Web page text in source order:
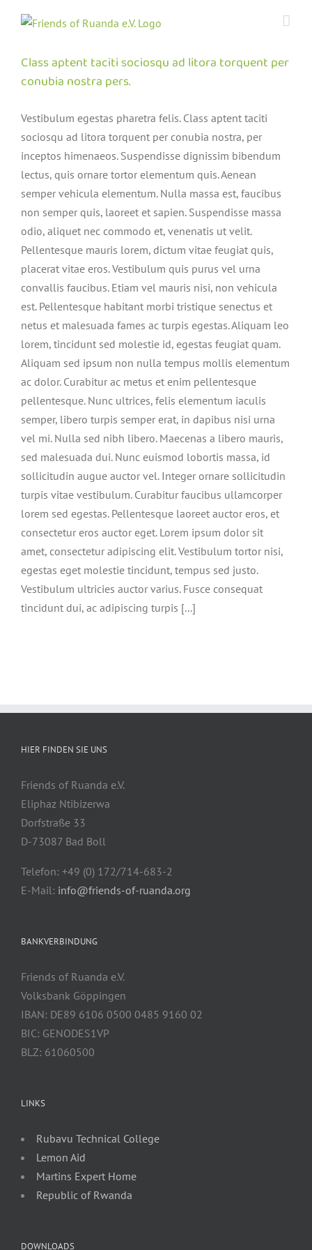
Inhalt
Class aptent taciti sociosqu ad litora torquent per
conubia nostra pers.
Vestibulum egestas pharetra felis. Class aptent taciti
sociosqu ad litora torquent per conubia nostra, per
inceptos himenaeos. Suspendisse dignissim bibendum
lectus, quis ornare tortor elementum quis. Aenean
semper vehicula elementum. Nulla massa est, faucibus
non semper quis, laoreet et sapien. Suspendisse massa
odio, aliquet nec commodo et, venenatis ut velit.
Pellentesque mauris lorem, dictum vitae feugiat quis,
placerat vitae eros. Vestibulum quis purus vel urna
convallis faucibus. Etiam vel mauris nisi, non vehicula
est. Pellentesque habitant morbi tristique senectus et
netus et malesuada fames ac turpis egestas. Aliquam leo
lorem, tincidunt sed molestie id, egestas feugiat quam.
Aliquam sed ipsum non nulla tempus mollis elementum
ac dolor. Curabitur ac metus et enim pellentesque
pellentesque. Nunc ultrices, felis elementum iaculis
semper, libero turpis semper erat, in dapibus nisi urna
vel mi. Nulla sed nibh libero. Maecenas a libero mauris,
sed malesuada dui. Nunc euismod lobortis massa, id
sollicitudin augue auctor vel. Integer ornare sollicitudin
turpis vitae vestibulum. Curabitur faucibus ullamcorper
lorem sed egestas. Pellentesque laoreet auctor eros, et
consectetur eros auctor eget. Lorem ipsum dolor sit
amet, consectetur adipiscing elit. Vestibulum tortor nisi,
egestas eget molestie tincidunt, tempus sed justo.
Vestibulum ultricies auctor varius. Fusce consequat
tincidunt dui, ac adipiscing turpis [...]
HIER FINDEN SIE UNS
Friends of Ruanda e.V.
Eliphaz Ntibizerwa
Dorfstraße 33
D-73087 Bad Boll
Telefon: +49 (0) 172/714-683-2
E-Mail: info@friends-of-ruanda.org
BANKVERBINDUNG
Friends of Ruanda e.V.
Volksbank Göppingen
IBAN: DE89 6106 0500 0485 9160 02
BIC: GENODES1VP
BLZ: 61060500
LINKS
Rubavu Technical College
Lemon Aid
Martins Expert Home
Republic of Rwanda
DOWNLOADS